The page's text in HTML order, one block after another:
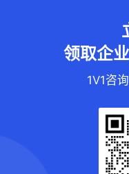
领取企
1V1咨